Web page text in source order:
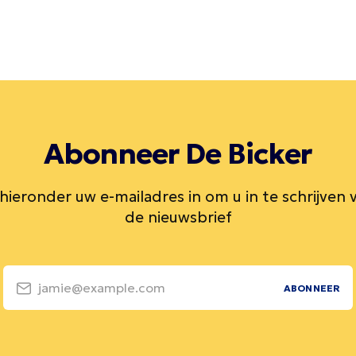
Abonneer De Bicker
uw e-mailadres in om u in te schrijven
de nieuwsbrief
jamie@example.com ABONNEER